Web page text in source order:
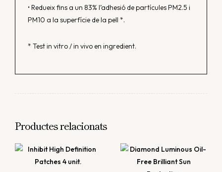
• Redueix fins a un 83% l’adhesió de partícules PM2.5 i
PM10 a la superfície de la pell *.
* Test in vitro / in vivo en ingredient.
Productes relacionats